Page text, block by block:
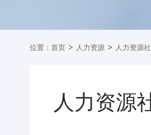
位置： 首页 > 人力资源 > 人力资源
人力资源